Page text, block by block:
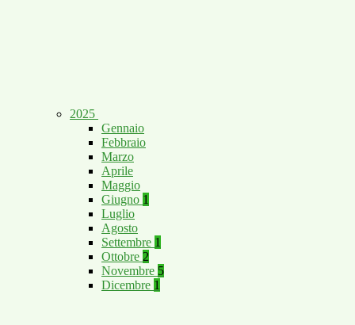
2025
Gennaio
Febbraio
Marzo
Aprile
Maggio
Giugno 1
Luglio
Agosto
Settembre 1
Ottobre 2
Novembre 5
Dicembre 1